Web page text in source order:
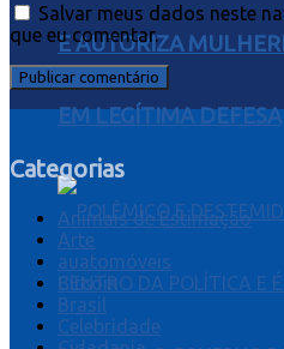
E AUTORIZA
EM LEGÍTIMA DEFESA
Salvar meus dados neste
que eu comentar.
Categorias
Animais de Estimação
Arte
auatomóveis
Bitcoin
Brasil
Celebridade